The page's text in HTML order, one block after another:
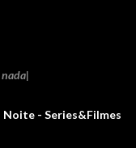
Noite - Series&Filmes